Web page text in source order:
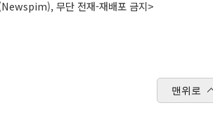
무단 전재-재배포 금지>
맨위로